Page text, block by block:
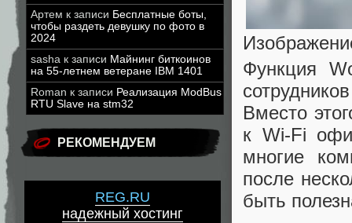
Артем к записи Бесплатные боты,
чтобы раздеть девушку по фото в
2024
sasha к записи Майнинг биткоинов
на 55-летнем ветеране IBM 1401
Roman к записи Реализация ModBus
RTU Slave на stm32
РЕКОМЕНДУЕМ
REG.RU
надежный хостинг
Функция
Вместо
к Wi-Fi
многие
после
быть